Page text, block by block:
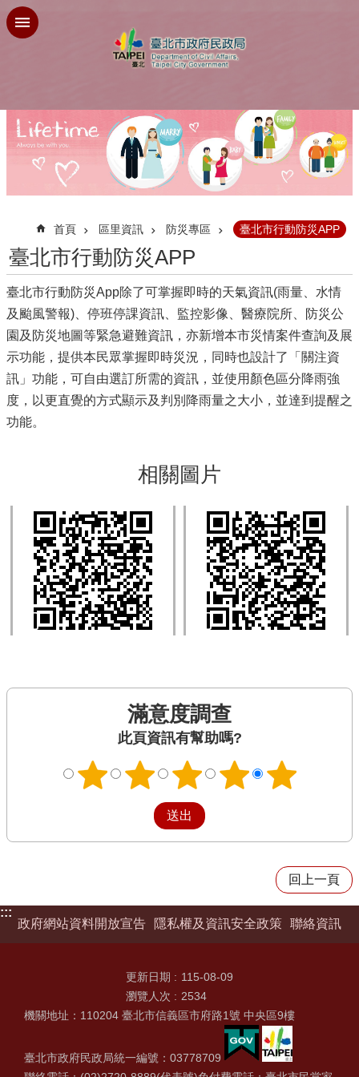
跳到主要內容區塊
首頁 區里資訊 防災專區 臺北市行動防災APP
臺北市行動防災APP
臺北市行動防災App除了可掌握即時的天氣資訊(雨量、水情
及颱風警報)、停班停課資訊、監控影像、醫療院所、防災公
園及防災地圖等緊急避難資訊，亦新增本市災情案件查詢及展
示功能，提供本民眾掌握即時災況，同時也設計了「關注資
訊」功能，可自由選訂所需的資訊，並使用顏色區分降雨強
度，以更直覺的方式顯示及判別降雨量之大小，並達到提醒之
功能。
相關圖片
滿意度調查
此頁資訊有幫助嗎?
回上一頁
:::
政府網站資料開放宣告
隱私權及資訊安全政策 聯絡資訊
更新日期
115-08-09
瀏覽人次
2534
機關地址：110204 臺北市信義區市府路1號 中央區9樓
臺北市政府民政局統一編號：03778709